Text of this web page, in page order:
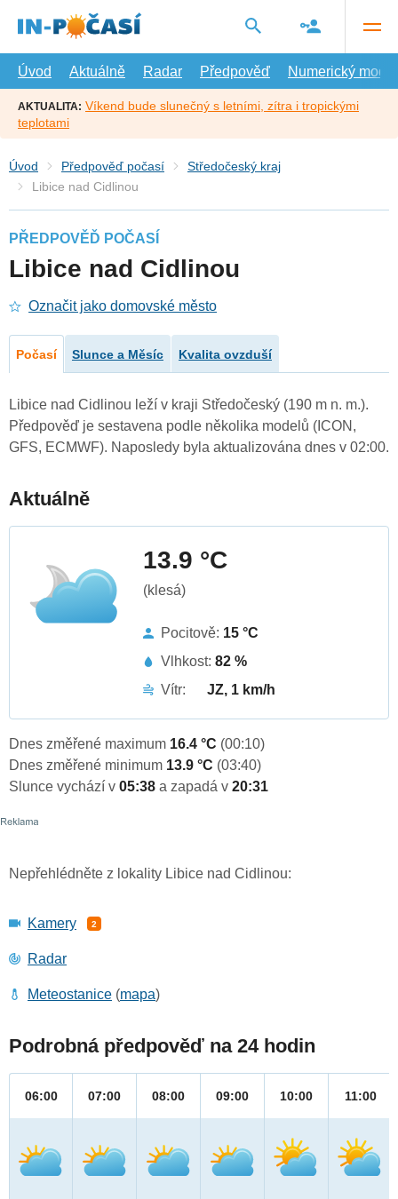
hlavní
Úvod
Aktuálně Radar Předpověď Numerický model
AKTUALITA: Víkend bude slunečný s letními, zítra i tropickými
teplotami
Úvod Předpověď počasí
Středočeský kraj
Libice nad Cidlinou
PŘEDPOVĚĎ POČASÍ
Libice nad Cidlinou
Označit jako domovské město
Počasí Slunce a Měsíc Kvalita ovzduší
Libice nad Cidlinou leží v kraji Středočeský (190 m n. m.).
Předpověď je sestavena podle několika modelů (ICON,
GFS, ECMWF). Naposledy byla aktualizována dnes v 02:00.
Aktuálně
13.9 °C
(klesá)
Pocitově: 15 °C
Vlhkost: 82 %
Vítr:
JZ, 1 km/h
Dnes změřené maximum 16.4 °C (00:10)
Dnes změřené minimum 13.9 °C (03:40)
Slunce vychází v 05:38 a zapadá v 20:31
Nepřehlédněte z lokality Libice nad Cidlinou:
Kamery 2
Radar
Meteostanice (mapa)
Podrobná předpověď na 24 hodin
06:00 07:00 08:00 09:00 10:00 11:00